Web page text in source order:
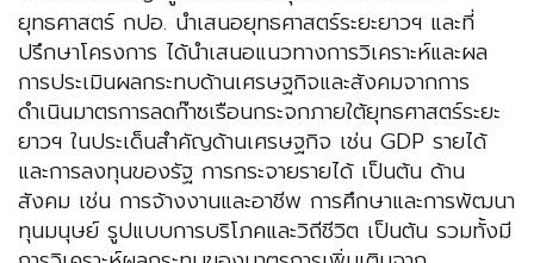
ยุทธศาสตร์ กปอ. นำเสนอยุทธศาสตร์ระยะยาวฯ และที่
ปรึกษาโครงการ ได้นำเสนอแนวทางการวิเคราะห์และผล
การประเมินผลกระทบด้านเศรษฐกิจและสังคมจากการ
ดำเนินมาตรการลดก๊าซเรือนกระจกภายใต้ยุทธศาสตร์ระยะ
ยาวฯ ในประเด็นสำคัญด้านเศรษฐกิจ เช่น GDP รายได้
และการลงทุนของรัฐ การกระจายรายได้ เป็นต้น ด้าน
สังคม เช่น การจ้างงานและอาชีพ การศึกษาและการพัฒนา
ทุนมนุษย์ รูปแบบการบริโภคและวิถีชีวิต เป็นต้น รวมทั้งมี